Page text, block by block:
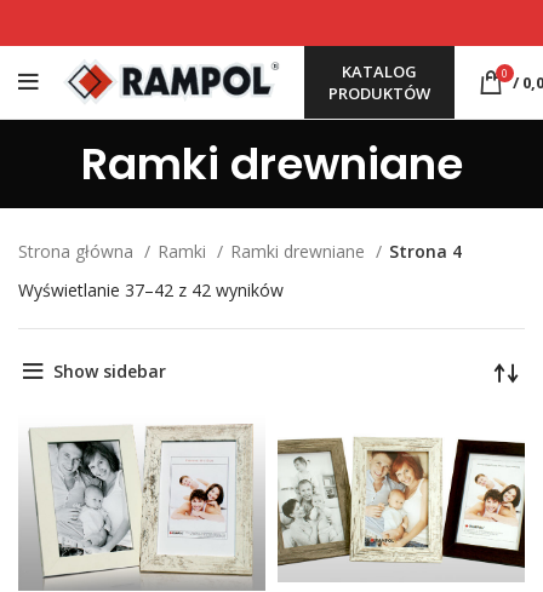
KATALOG
PRODUKTÓW
0 /
Ramki drewniane
Strona główna Ramki Ramki drewniane
Strona 4
Wyświetlanie 37–42 z 42 wyników
Show sidebar